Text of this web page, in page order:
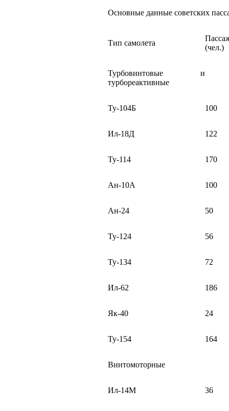
Основные данные советских
Тип самолета
(чел.)
Турбовинтовые и
турбореактивные
Ту-104Б 100
Ил-18Д 122
Ту-114 170
Ан-10А 100
Ан-24 50
Ту-124 56
Ту-134 72
Ил-62 186
Як-40 24
Ту-154 164
Винтомоторные
Ил-14М 36